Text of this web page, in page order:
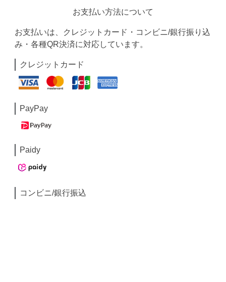
お支払い方法について
お支払いは、クレジットカード・コンビニ/銀行振り込
み・各種QR決済に対応しています。
クレジットカード
PayPay
Paidy
コンビニ/銀行振込